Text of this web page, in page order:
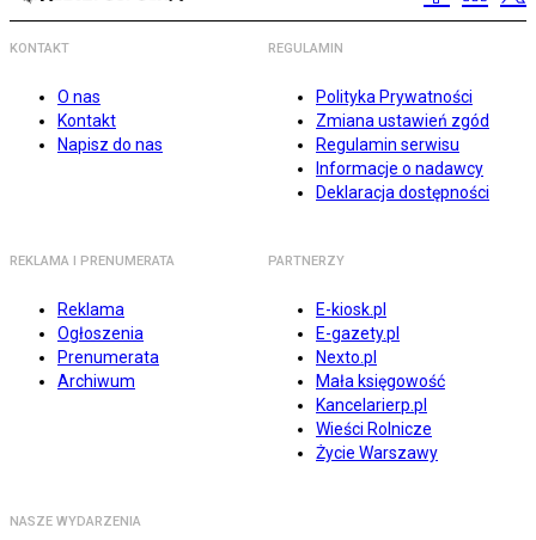
KONTAKT
O nas
Kontakt
Napisz do nas
REGULAMIN
Polityka Prywatności
Zmiana ustawień zgód
Regulamin serwisu
Informacje o nadawcy
Deklaracja dostępności
REKLAMA I PRENUMERATA
Reklama
Ogłoszenia
Prenumerata
Archiwum
PARTNERZY
E-kiosk.pl
E-gazety.pl
Nexto.pl
Mała księgowość
Kancelarierp.pl
Wieści Rolnicze
Życie Warszawy
NASZE WYDARZENIA